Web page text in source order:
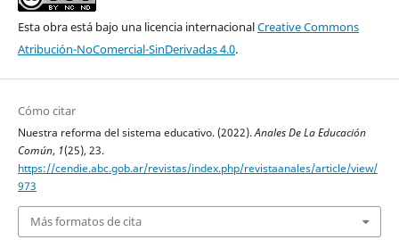
Esta obra está bajo una licencia internacionalCreative Commons
Atribución-NoComercial-SinDerivadas 4.0.
Cómo citar
Nuestra reforma del sistema educativo. (2022).Anales De La Educación
Común, 1(25), 23.
https://cendie.abc.gob.ar/revistas/index.php/revistaanales/article/view/
973
Más formatos de cita